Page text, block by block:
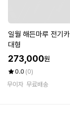
일월 해든마루 전기
대형
273,000원
0.0 (0)
무이자 무료배송